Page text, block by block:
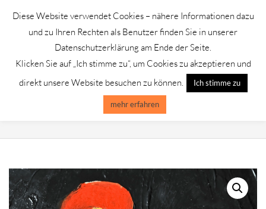
content GALERIE CHROMIK
Primary
Navigation
FRIVOLES PAAR
Diese Website verwendet Cookies – nähere Informationen dazu
und zu Ihren Rechten als Benutzer finden Sie in unserer
Datenschutzerklärung am Ende der Seite.
Klicken Sie auf „Ich stimme zu“, um Cookies zu akzeptieren und
direkt unsere Website besuchen zu können.
Ich stimme zu
mehr erfahren